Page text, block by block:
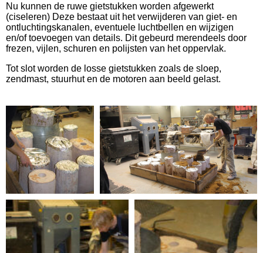
Nu kunnen de ruwe gietstukken worden afgewerkt
(ciseleren) Deze bestaat uit het verwijderen van giet- en
ontluchtingskanalen, eventuele luchtbellen en wijzigen
en/of toevoegen van details. Dit gebeurd merendeels door
frezen, vijlen, schuren en polijsten van het oppervlak.
Tot slot worden de losse gietstukken zoals de sloep,
zendmast, stuurhut en de motoren aan beeld gelast.